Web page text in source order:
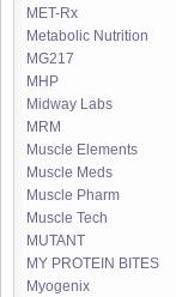
MET-Rx
Metabolic Nutrition
MG217
MHP
Midway Labs
MRM
Muscle Elements
Muscle Meds
Muscle Pharm
Muscle Tech
MUTANT
MY PROTEIN BITES
Myogenix